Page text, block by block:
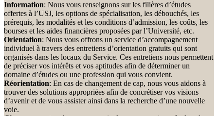
Information: Nous vous renseignons sur les filières d’études
offertes à l’USJ, les options de spécialisation, les débouchés, les
prérequis, les modalités et les conditions d’admission, les coûts, les
bourses et les aides financières proposées par l’Université, etc.
Orientation: Nous vous offrons un service d’accompagnement
individuel à travers des entretiens d’orientation gratuits qui sont
organisés dans les locaux du Service. Ces entretiens nous permettent
de préciser vos intérêts et vos aptitudes afin de déterminer un
domaine d’études ou une profession qui vous convient.
Réorientation: En cas de changement de cap, nous vous aidons à
trouver des solutions appropriées afin de concrétiser vos visions
d’avenir et de vous assister ainsi dans la recherche d’une nouvelle
voie.